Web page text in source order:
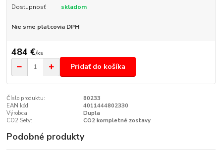
Dostupnosť skladom
Nie sme platcovia DPH
484 €/ks
Pridať do košíka
Číslo produktu:
80233
EAN kód:
4011444802330
Výrobca:
Dupla
CO2 Sety:
CO2 kompletné zostavy
Podobné produkty